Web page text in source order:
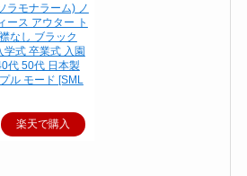
ラモナラーム) ノ
ース アウター ト
なし ブラック
式 卒業式 入園
代 50代 日本製
ル モード [SML
楽天で購入